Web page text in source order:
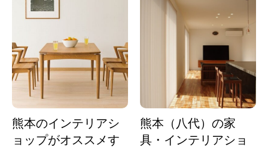
熊本のインテリアシ
ョップがオススメす
熊本（八代）の家
具・インテリアショ